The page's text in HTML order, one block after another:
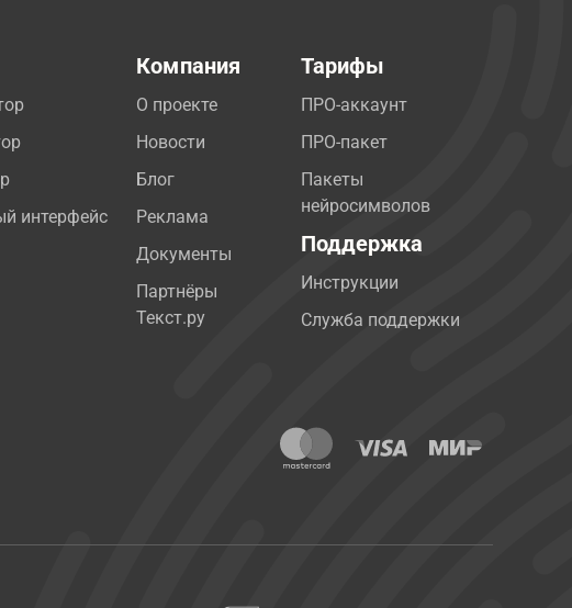
интерфейс
Компания
О проекте
Новости
Блог
Реклама
Документы
Партнёры
Текст.ру
Тарифы
ПРО-аккаунт
ПРО-пакет
Пакеты
нейросимволов
Поддержка
Инструкции
Служба поддержки